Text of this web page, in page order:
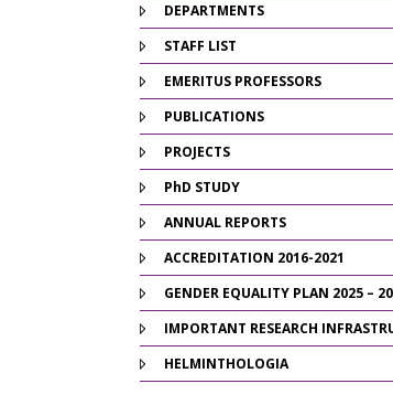
DEPARTMENTS
STAFF LIST
EMERITUS PROFESSORS
PUBLICATIONS
PROJECTS
PhD STUDY
ANNUAL REPORTS
ACCREDITATION 2016-2021
GENDER EQUALITY PLAN 2025 –
IMPORTANT RESEARCH
HELMINTHOLOGIA